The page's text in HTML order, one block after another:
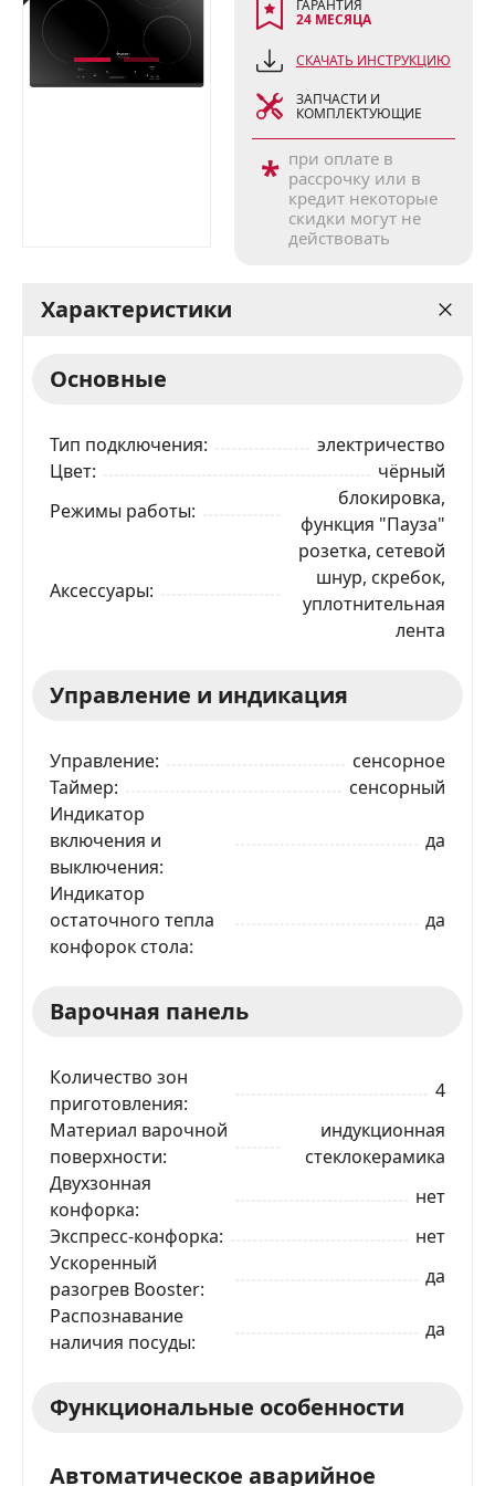
ГАРАНТИЯ
24 МЕСЯЦА
СКАЧАТЬ ИНСТРУКЦИЮ
ЗАПЧАСТИ И
КОМПЛЕКТУЮЩИЕ
* при оплате в
рассрочку или в
кредит некоторые
скидки могут не
действовать
Характеристики
Основные
Тип подключения
электричество
Цвет
чёрный
Режимы работы
блокировка,
функция "Пауза"
Аксессуары
розетка, сетевой
шнур, скребок,
уплотнительная
лента
Управление и индикация
Управление
сенсорное
Таймер
сенсорный
Индикатор
включения и
выключения
да
Индикатор
остаточного тепла
конфорок стола
да
Варочная панель
Количество зон
приготовления
4
Материал варочной
поверхности
индукционная
стеклокерамика
Двухзонная
конфорка
нет
Экспресс-конфорка
нет
Ускоренный
разогрев Booster
да
Распознавание
наличия посуды
да
Функциональные особенности
Автоматическое аварийное